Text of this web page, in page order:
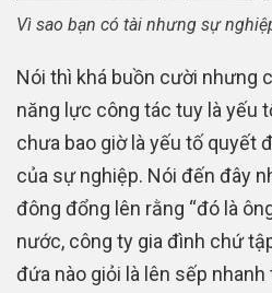
Vì sao bạn có tài nhưng sự
Nói thì khá buồn cười nhưng
năng lực công tác tuy là yếu
chưa bao giờ là yếu tố quyết
của sự nghiệp. Nói đến đây
đông đổng lên rằng “đó là
nước, công ty gia đình chứ
đứa nào giỏi là lên sếp